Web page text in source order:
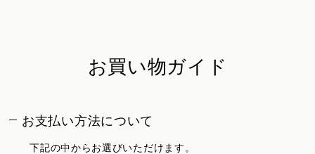
お買い物ガイド
お支払い方法について
下記の中からお選びいただけます。